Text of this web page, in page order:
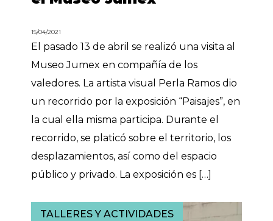
15/04/2021
El pasado 13 de abril se realizó una visita al
Museo Jumex en compañía de los
valedores. La artista visual Perla Ramos dio
un recorrido por la exposición “Paisajes”, en
la cual ella misma participa. Durante el
recorrido, se platicó sobre el territorio, los
desplazamientos, así como del espacio
público y privado. La exposición es […]
TALLERES Y ACTIVIDADES